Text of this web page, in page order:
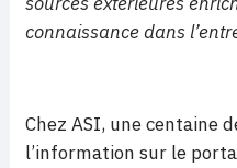
connaissance dans
Chez ASI, une centaine
l’information sur le